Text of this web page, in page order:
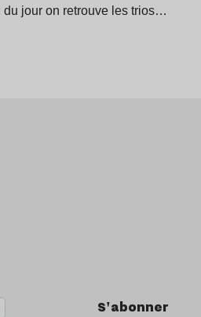
du jour on retrouve les trios…
S'abonner